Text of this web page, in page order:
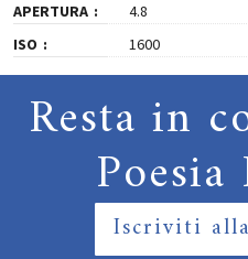
APERTURA
4.8
ISO
1600
Resta in
Iscriviti